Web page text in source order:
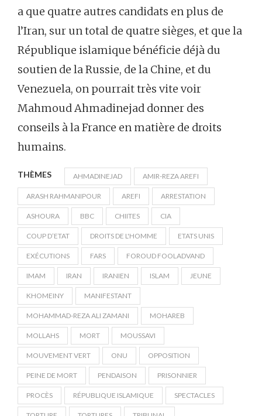
a que quatre autres candidats en plus de
l’Iran, sur un total de quatre sièges, et que la
République islamique bénéficie déjà du
soutien de la Russie, de la Chine, et du
Venezuela, on pourrait très vite voir
Mahmoud Ahmadinejad donner des
conseils à la France en matière de droits
humains.
THÈMES AHMADINEJAD AMIR-REZA AREFI
ARASH RAHMANIPOUR AREFI ARRESTATION
ASHOURA BBC CHIITES CIA
COUP D’ETAT DROITS DE L'HOMME ETATS UNIS
EXÉCUTIONS FARS FOROUD FOOLADVAND
IMAM IRAN IRANIEN ISLAM JEUNE
KHOMEINY MANIFESTANT
MOHAMMAD-REZA ALI ZAMANI MOHAREB
MOLLAHS MORT MOUSSAVI
MOUVEMENT VERT ONU OPPOSITION
PEINE DE MORT PENDAISON PRISONNIER
PROCÈS RÉPUBLIQUE ISLAMIQUE SPECTACLES